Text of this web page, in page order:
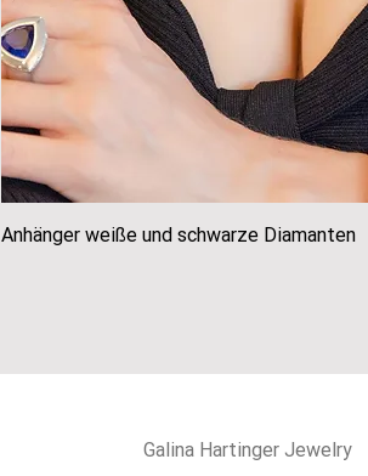
Schnellansicht
Anhänger weiße und schwarze Diamanten
Galina Hartinger Jewelry